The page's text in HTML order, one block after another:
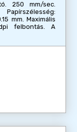
250 mm/sec.
mm. Maximális
felbontás. A